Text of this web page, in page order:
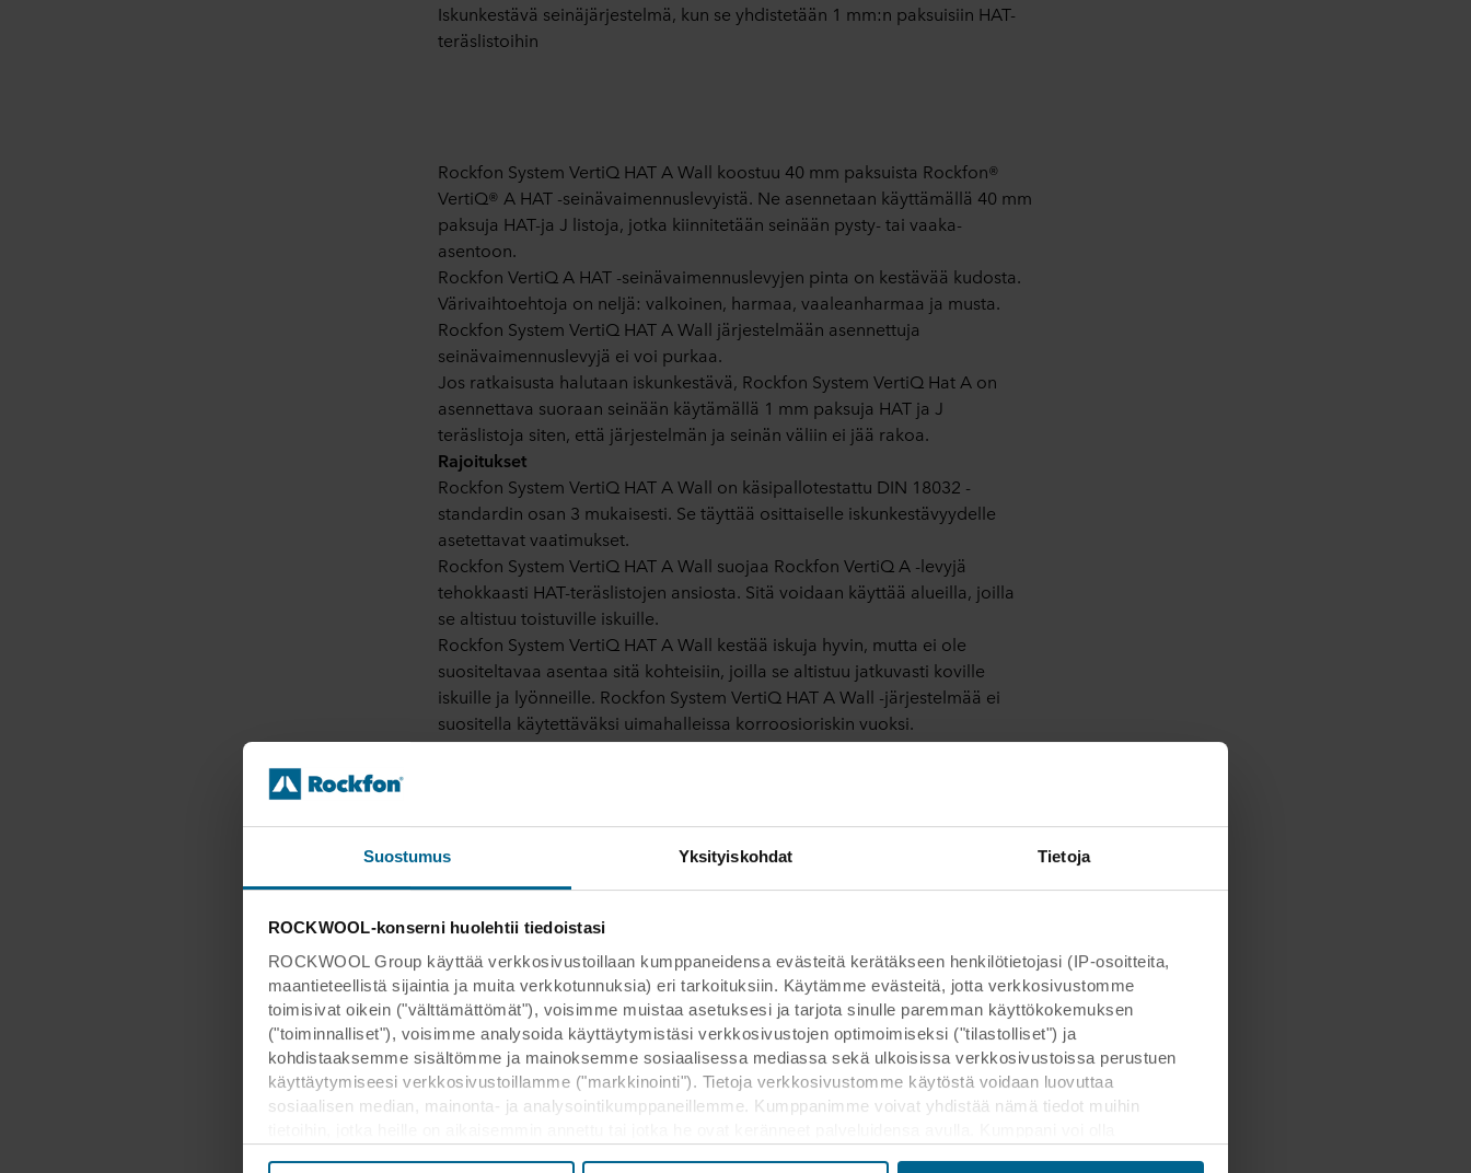
Suostumus Yksityiskohdat Tietoja
ROCKWOOL-konserni huolehtii tiedoistasi
ROCKWOOL Group käyttää verkkosivustoillaan kumppaneidensa evästeitä kerätäkseen henkilötietojasi (IP-osoitteita,
maantieteellistä sijaintia ja muita verkkotunnuksia) eri tarkoituksiin. Käytämme evästeitä, jotta verkkosivustomme
toimisivat oikein ("välttämättömät"), voisimme muistaa asetuksesi ja tarjota sinulle paremman käyttökokemuksen
("toiminnalliset"), voisimme analysoida käyttäytymistäsi verkkosivustojen optimoimiseksi ("tilastolliset") ja
kohdistaaksemme sisältömme ja mainoksemme sosiaalisessa mediassa sekä ulkoisissa verkkosivustoissa perustuen
käyttäytymiseesi verkkosivustoillamme ("markkinointi"). Tietoja verkkosivustomme käytöstä voidaan luovuttaa
sosiaalisen median, mainonta- ja analysointikumppaneillemme. Kumppanimme voivat yhdistää nämä tiedot muihin
Iskunkestävä seinäjärjestelmä, kun se yhdistetään 1 mm:n paksuisiin HAT-
teräslistoihin
Rockfon System VertiQ HAT A Wall koostuu 40 mm paksuista Rockfon®
VertiQ® A HAT -seinävaimennuslevyistä. Ne asennetaan käyttämällä 40 mm
paksuja HAT-ja J listoja, jotka kiinnitetään seinään pysty- tai vaaka-
asentoon.
Rockfon VertiQ A HAT -seinävaimennuslevyjen pinta on kestävää kudosta.
Värivaihtoehtoja on neljä: valkoinen, harmaa, vaaleanharmaa ja musta.
Rockfon System VertiQ HAT A Wall järjestelmään asennettuja
seinävaimennuslevyjä ei voi purkaa.
Jos ratkaisusta halutaan iskunkestävä, Rockfon System VertiQ Hat A on
asennettava suoraan seinään käytämällä 1 mm paksuja HAT ja J
teräslistoja siten, että järjestelmän ja seinän väliin ei jää rakoa.
Rajoitukset
Rockfon System VertiQ HAT A Wall on käsipallotestattu DIN 18032 -
standardin osan 3 mukaisesti. Se täyttää osittaiselle iskunkestävyydelle
asetettavat vaatimukset.
Rockfon System VertiQ HAT A Wall suojaa Rockfon VertiQ A -levyjä
tehokkaasti HAT-teräslistojen ansiosta. Sitä voidaan käyttää alueilla, joilla
se altistuu toistuville iskuille.
Rockfon System VertiQ HAT A Wall kestää iskuja hyvin, mutta ei ole
suositeltavaa asentaa sitä kohteisiin, joilla se altistuu jatkuvasti koville
iskuille ja lyönneille. Rockfon System VertiQ HAT A Wall -järjestelmää ei
suositella käytettäväksi uimahalleissa korroosioriskin vuoksi.